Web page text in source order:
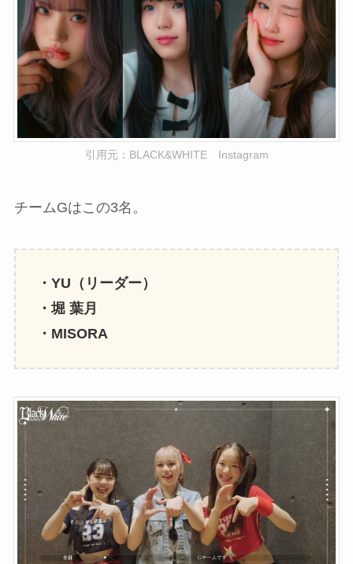
引用元：BLACK&WHITE Instagram
チームGはこの3名。
・YU（リーダー）
・堀 葉月
・MISORA